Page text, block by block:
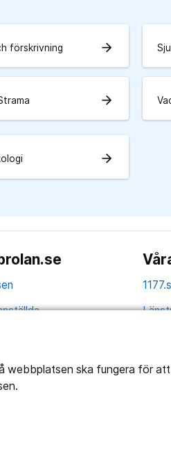
ska fungera för
förskrivning arrow_forward
arrow_forward
arrow_forward